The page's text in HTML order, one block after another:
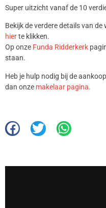
Super uitzicht vanaf de 10
Bekijk de verdere details van
hierte klikken.
Op onze Funda Ridderkerk
staan.
Heb je hulp nodig bij de
dan onze makelaar pagina.